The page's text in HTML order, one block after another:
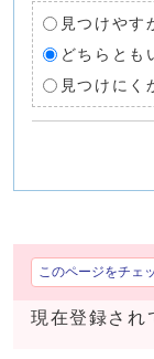
見つけやす
どちらとも
見つけにく
このページをチェ
現在登録され